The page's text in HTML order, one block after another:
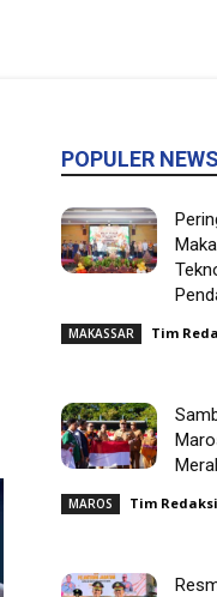
POPULER NEWS
MAKASSAR Tim
MAROS Tim Redaksi